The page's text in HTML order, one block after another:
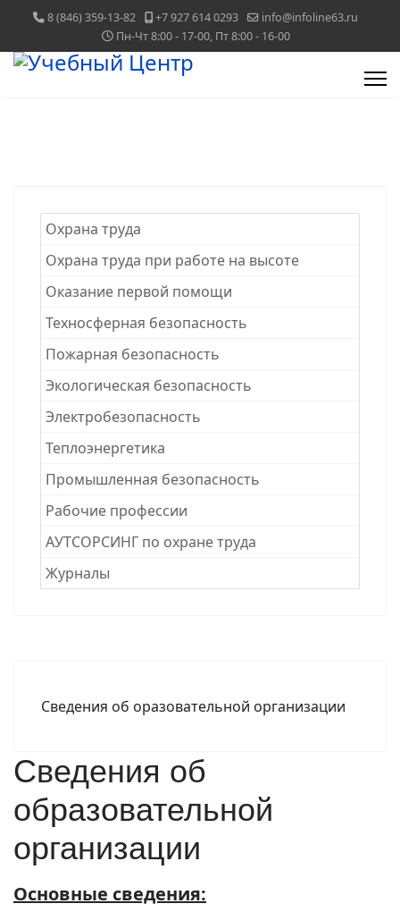
8 (846) 359-13-82 +7 927 614 0293
info@infoline63.ru
Пн-Чт 8:00 - 17-00, Пт 8:00 - 16-00
Охрана труда
Охрана труда при работе на высоте
Оказание первой помощи
Техносферная безопасность
Пожарная безопасность
Экологическая безопасность
Электробезопасность
Теплоэнергетика
Промышленная безопасность
Рабочие професcии
АУТСОРСИНГ по охране труда
Журналы
Сведения об оразовательной организации
Сведения об
образовательной
организации
Основные сведения: